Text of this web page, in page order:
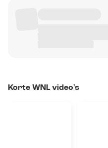
Korte WNL video's